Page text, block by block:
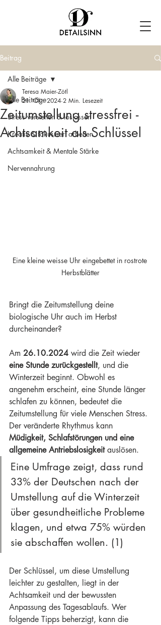
Beitrag
Alle Beiträge
Stress verstehen & loslassen
Kreativ & fokussiert arbeiten
Achtsamkeit & Mentale Stärke
Nervennahrung
Alle Beiträge
Zeitumstellung stressfrei -
Achtsamkeit als Schlüssel
Teresa Maier-Zötl
21. Okt. 2024 2 Min. Lesezeit
Eine kleine weisse Uhr eingebettet in rostrote
Herbstblätter
Bringt die Zeitumstellung deine
biologische Uhr auch im Herbst
durcheinander?
Am 26.10.2024 wird die Zeit wieder
eine Stunde zurückgestellt, und die
Winterzeit beginnt. Obwohl es
angenehm erscheint, eine Stunde länger
schlafen zu können, bedeutet die
Zeitumstellung für viele Menschen Stress.
Der veränderte Rhythmus kann
Müdigkeit, Schlafstörungen und eine
allgemeine Antriebslosigkeit auslösen.
Eine Umfrage zeigt, dass rund
33% der Deutschen nach der
Umstellung auf die Winterzeit
über gesundheitliche Probleme
klagen, und etwa 75% würden
sie abschaffen wollen. (1)
Der Schlüssel, um diese Umstellung
leichter zu gestalten, liegt in der
Achtsamkeit und der bewussten
Anpassung des Tagesablaufs. Wer
folgende Tipps beherzigt, kann die